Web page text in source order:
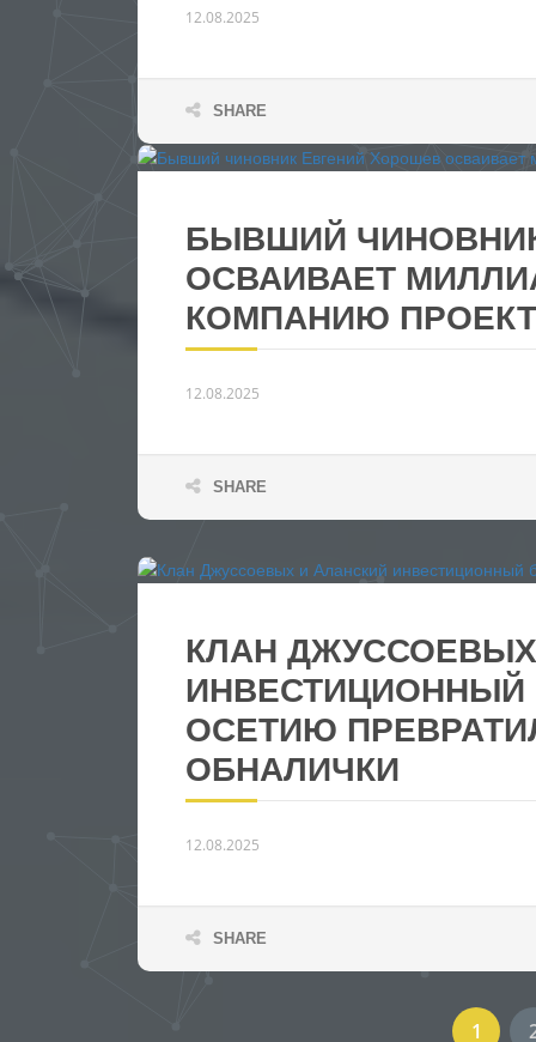
12.08.2025
SHARE
БЫВШИЙ
ОСВАИВАЕТ
КОМПАНИЮ
12.08.2025
SHARE
КЛАН
ОСЕТИЮ
ОБНАЛИЧКИ
12.08.2025
SHARE
1